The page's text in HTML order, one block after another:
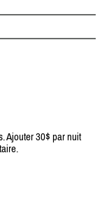
Ajouter 30$ par nuit